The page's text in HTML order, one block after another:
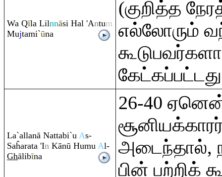
Wa Qīla Lilnnāsi Hal 'Antum
Mujtami`ūna
(குறித்த
எல்லோரும்
La`allanā Nattabi`u As-
Saĥarata 'In Kānū Humu Al-
Ghālibīna
26-40
அடைந்தால்,
பின் பற்றிக்